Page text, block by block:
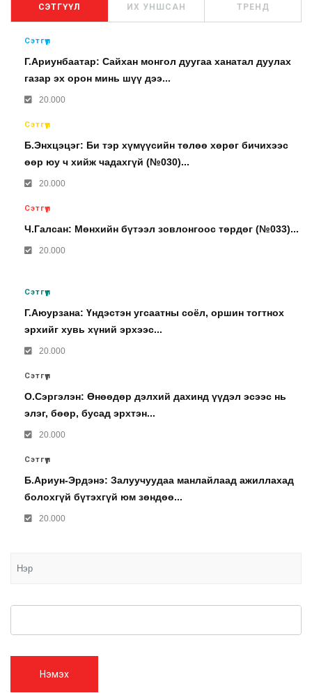
СЭТГҮҮЛ ИХ УНШСАН ТРЕНД
Сэтгүүл
Г.Ариунбаатар: Сайхан монгол дуугаа ханатал дуулах
газар эх орон минь шүү дээ...
20.000
Сэтгүүл
Б.Энхцэцэг: Би тэр хүмүүсийн төлөө хөрөг бичихээс
өөр юу ч хийж чадахгүй (№030)...
20.000
Сэтгүүл
Ч.Галсан: Мөнхийн бүтээл зовлонгоос төрдөг (№033)...
20.000
Сэтгүүл
Г.Аюурзана: Үндэстэн угсаатны соёл, оршин тогтнох
эрхийг хувь хүний эрхээс...
20.000
Сэтгүүл
О.Сэргэлэн: Өнөөдөр дэлхий дахинд үүдэл эсээс нь
элэг, бөөр, бусад эрхтэн...
20.000
Сэтгүүл
Б.Ариун-Эрдэнэ: Залуучуудаа манлайлаад ажиллахад
болохгүй бүтэхгүй юм зөндөө...
20.000
Нэмэх